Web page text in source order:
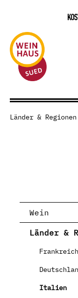
Länder & Regionen
Wein
Länder &
Frankreich
Italien